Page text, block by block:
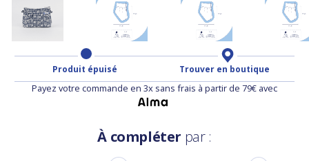
Produit épuisé Trouver en boutique
Payez votre commande en 3x sans frais à partir de 79€ avec
À compléter par :